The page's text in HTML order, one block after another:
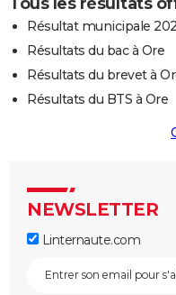
Tous les résultats
Résultat municipale
Résultats du bac à Ore
Résultats du brevet à
Résultats du BTS à Ore
NEWSLETTER
Linternaute.com